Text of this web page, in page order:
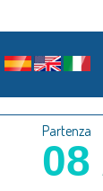
Partenza
08